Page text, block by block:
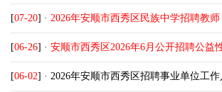
[07-20] · 2026年安顺市西秀区民族中学招聘教
[06-26] · 安顺市西秀区2026年6月公开招聘公益
[06-02] · 2026年安顺市西秀区招聘事业单位工